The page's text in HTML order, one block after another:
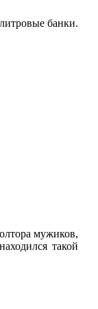
банки.
мужиков,
такой